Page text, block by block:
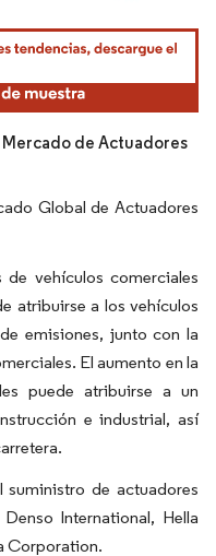
atribución según CC BY 4.0.
de Actuadores
Global de Actuadores
vehículos comerciales
atribuirse a los vehículos
emisiones, junto con la
El aumento en la
puede atribuirse a un
e industrial, así
de actuadores
International, Hella
Corporation.